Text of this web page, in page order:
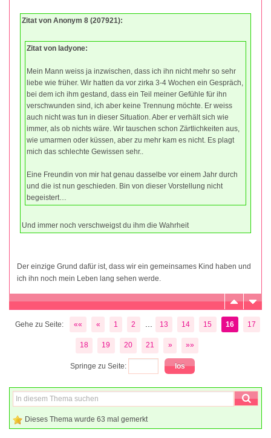
Zitat von Anonym 8 (207921):
Zitat von ladyone:
Mein Mann weiss ja inzwischen, dass ich ihn nicht mehr so sehr
liebe wie früher. Wir hatten da vor zirka 3-4 Wochen ein Gespräch,
bei dem ich ihm gestand, dass ein Teil meiner Gefühle für ihn
verschwunden sind, ich aber keine Trennung möchte. Er weiss
auch nicht was tun in dieser Situation. Aber er verhält sich wie
immer, als ob nichts wäre. Wir tauschen schon Zärtlichkeiten aus,
wie umarmen oder küssen, aber zu mehr kam es nicht. Es plagt
mich das schlechte Gewissen sehr..
Eine Freundin von mir hat genau dasselbe vor einem Jahr durch
und die ist nun geschieden. Bin von dieser Vorstellung nicht
begeistert…
Und immer noch verschweigst du ihm die Wahrheit
Der einzige Grund dafür ist, dass wir ein gemeinsames Kind haben und
ich ihn noch mein Leben lang sehen werde.
Gehe zu Seite: «« « 1 2 13 14 15 16 17
18 19 20 21 » »»
Springe zu Seite:
Dieses Thema wurde 63 mal gemerkt